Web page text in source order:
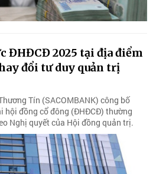
ĐHĐCĐ 2025 tại địa điểm
đổi tư duy quản trị
Tín (SACOMBANK) công bố
hội đồng cổ đông (ĐHĐCĐ) thường
Nghị quyết của Hội đồng quản trị.